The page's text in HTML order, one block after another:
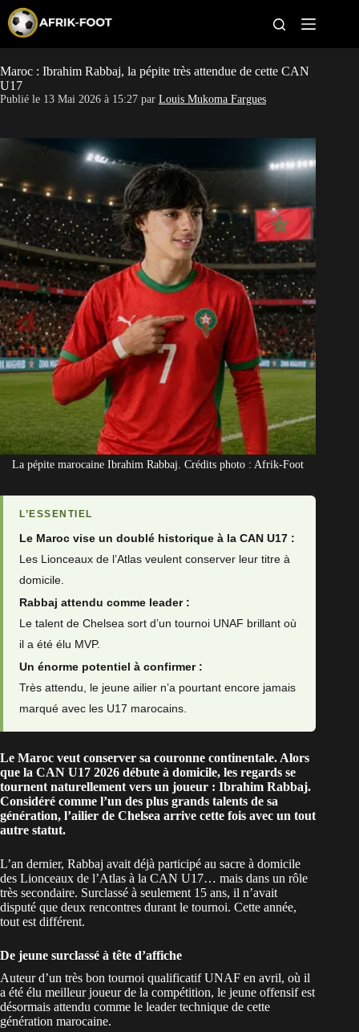
p
t
o
c
o
t
t
CAN féminine
Clubs
Classement
Paris sportifs
Maroc : Ibrahim Rabbaj, la pépite très attendue de cette CAN
U17
Publié le 13 Mai 2026 à 15:27 par Louis Mukoma Fargues
La pépite marocaine Ibrahim Rabbaj. Crédits photo : Afrik-Foot
L’ESSENTIEL
Le Maroc vise un doublé historique à la CAN U17 :
Les Lionceaux de l’Atlas veulent conserver leur titre à
domicile.
Rabbaj attendu comme leader :
Le talent de Chelsea sort d’un tournoi UNAF brillant où
il a été élu MVP.
Un énorme potentiel à confirmer :
Très attendu, le jeune ailier n’a pourtant encore jamais
marqué avec les U17 marocains.
Le Maroc veut conserver sa couronne continentale. Alors
que la CAN U17 2026 débute à domicile, les regards se
tournent naturellement vers un joueur : Ibrahim Rabbaj.
Considéré comme l’un des plus grands talents de sa
génération, l’ailier de Chelsea arrive cette fois avec un tout
autre statut.
L’an dernier, Rabbaj avait déjà participé au sacre à domicile
des Lionceaux de l’Atlas à la CAN U17… mais dans un rôle
très secondaire. Surclassé à seulement 15 ans, il n’avait
disputé que deux rencontres durant le tournoi. Cette année,
tout est différent.
De jeune surclassé à tête d’affiche
Auteur d’un très bon tournoi qualificatif UNAF en avril, où il
a été élu meilleur joueur de la compétition, le jeune offensif est
désormais attendu comme le leader technique de cette
génération marocaine.